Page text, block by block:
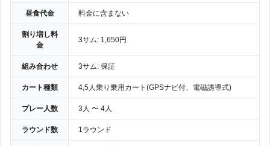
昼食代金 料金に含まない
割り増し料
金
3サム: 1,650円
組み合わせ 3サム: 保証
カート種類 4,5人乗り乗用カート(GPSナビ付、電磁誘導式)
プレー人数 3人 〜 4人
ラウンド数 1ラウンド